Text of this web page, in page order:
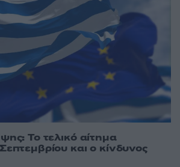
Το τελικό αίτημα
και ο κίνδυνος